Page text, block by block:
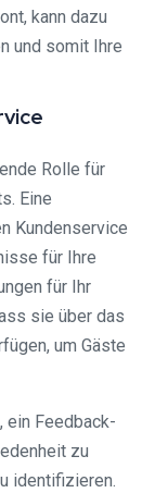
kann dazu
und somit Ihre
Rolle für
Eine
Kundenservice
für Ihre
für Ihr
sie über das
um Gäste
ein Feedback-
zu
identifizieren.